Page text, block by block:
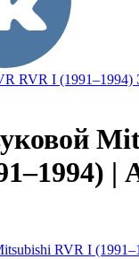
RVR I (1991–1994)
|